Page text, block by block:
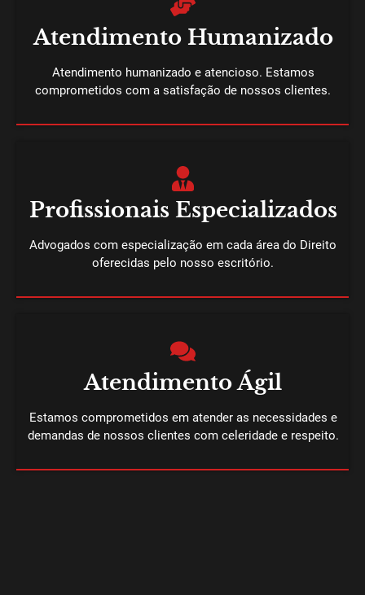
Atendimento Humanizado
Atendimento humanizado e atencioso. Estamos
comprometidos com a satisfação de nossos clientes.
Profissionais Especializados
Advogados com especialização em cada área do Direito
oferecidas pelo nosso escritório.
Atendimento Ágil
Estamos comprometidos em atender as necessidades e
demandas de nossos clientes com celeridade e respeito.